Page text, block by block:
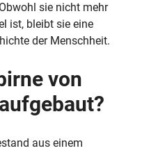
sie nicht mehr
ist, bleibt sie eine
der Menschheit.
von
aus einem